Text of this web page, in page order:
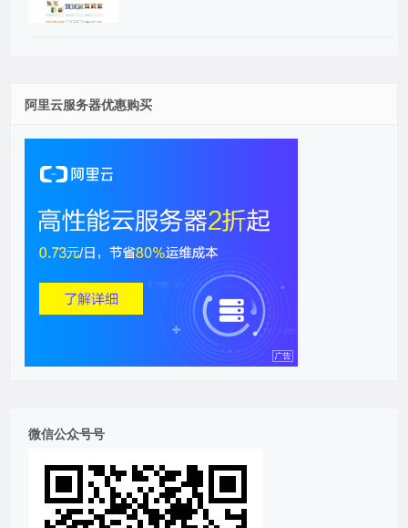
阿里云服务器优惠购买
微信公众号号